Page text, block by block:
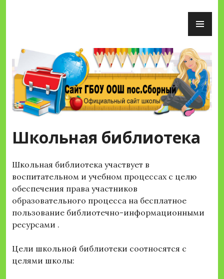
Сайт ГБОУ ООШ пос.Сборный
Школьная библиотека
Школьная библиотека участвует в
воспитательном и учебном процессах с целю
обеспечения права участников
образовательного процесса на бесплатное
пользование библиотечно-информационными
ресурсами .
Цели школьной библиотеки соотносятся с
целями школы: